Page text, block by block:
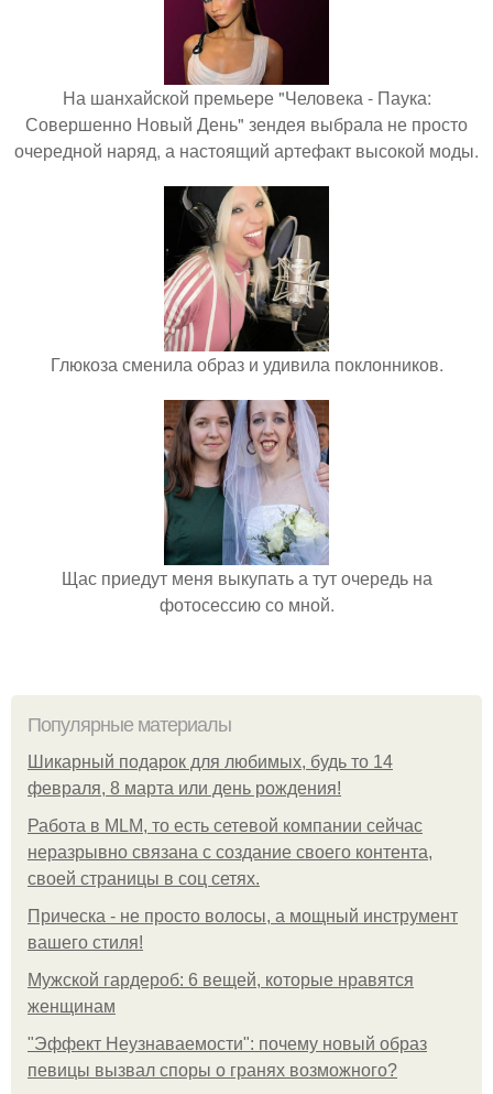
На шанхайской премьере "Человека - Паука:
Совершенно Новый День" зендея выбрала не просто
очередной наряд, а настоящий артефакт высокой моды.
Глюкоза сменила образ и удивила поклонников.
Щас приедут меня выкупать а тут очередь на
фотосессию со мной.
Популярные материалы
Шикарный подарок для любимых, будь то 14
февраля, 8 марта или день рождения!
Работа в MLM, то есть сетевой компании сейчас
неразрывно связана с создание своего контента,
своей страницы в соц сетях.
Прическа - не просто волосы, а мощный инструмент
вашего стиля!
Мужской гардероб: 6 вещей, которые нравятся
женщинам
"Эффект Неузнаваемости": почему новый образ
певицы вызвал споры о гранях возможного?